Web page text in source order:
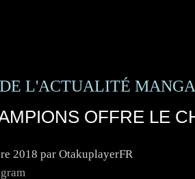
L'ACTUALITÉ
OFFRE LE
2018 par OtakuplayerFR